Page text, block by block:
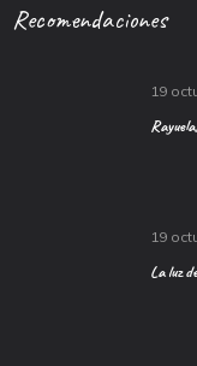
Recomendaciones
19
19
La luz